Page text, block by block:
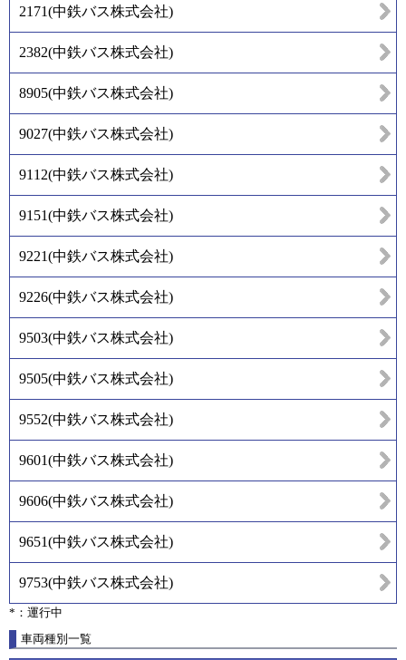
2171(中鉄バス株式会社)
2382(中鉄バス株式会社)
8905(中鉄バス株式会社)
9027(中鉄バス株式会社)
9112(中鉄バス株式会社)
9151(中鉄バス株式会社)
9221(中鉄バス株式会社)
9226(中鉄バス株式会社)
9503(中鉄バス株式会社)
9505(中鉄バス株式会社)
9552(中鉄バス株式会社)
9601(中鉄バス株式会社)
9606(中鉄バス株式会社)
9651(中鉄バス株式会社)
9753(中鉄バス株式会社)
*：運行中
車両種別一覧